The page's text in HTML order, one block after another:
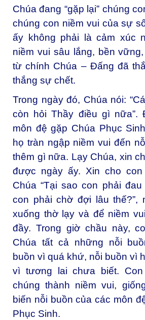
Chúa đang “gặp lại” chúng
chúng con niềm vui của sự
ấy không phải là cảm xúc
niềm vui sâu lắng, bền
từ chính Chúa – Đấng đã
thắng sự chết.
Trong ngày đó, Chúa nói:
còn hỏi Thầy điều gì nữa”.
môn đệ gặp Chúa Phục
họ tràn ngập niềm vui đến
thêm gì nữa. Lạy Chúa, xin
được ngày ấy. Xin cho
Chúa “Tại sao con phải đau
con phải chờ đợi lâu thế?”,
xuống thờ lạy và để niềm
đầy. Trong giờ chầu này,
Chúa tất cả những nỗi
buồn vì quá khứ, nỗi buồn vì
vì tương lai chưa biết.
chúng thành niềm vui,
biến nỗi buồn của các môn
Phục Sinh.